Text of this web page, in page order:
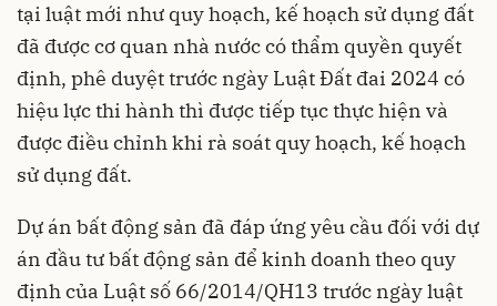
tại luật mới như quy hoạch, kế hoạch sử dụng đất
đã được cơ quan nhà nước có thẩm quyền quyết
định, phê duyệt trước ngày Luật Đất đai 2024 có
hiệu lực thi hành thì được tiếp tục thực hiện và
được điều chỉnh khi rà soát quy hoạch, kế hoạch
sử dụng đất.
Dự án bất động sản đã đáp ứng yêu cầu đối với dự
án đầu tư bất động sản để kinh doanh theo quy
định của Luật số 66/2014/QH13 trước ngày luật